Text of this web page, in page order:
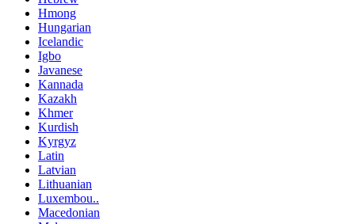
Hmong
Hungarian
Icelandic
Igbo
Javanese
Kannada
Kazakh
Khmer
Kurdish
Kyrgyz
Latin
Latvian
Lithuanian
Luxembou..
Macedonian